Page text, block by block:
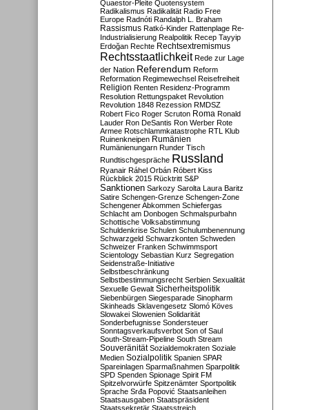
Quaestor-Pleite Quotensystem
Radikalismus Radikalität Radio Free
Europe Radnóti Randalph L. Braham
Rassismus Ratkó-Kinder Rattenplage Re-
Industrialisierung Realpolitik Recep Tayyip
Erdoğan Rechte Rechtsextremismus
Rechtsstaatlichkeit Rede zur Lage
der Nation Referendum Reform
Reformation Regimewechsel Reisefreiheit
Religion Renten Residenz-Programm
Resolution Rettungspaket Revolution
Revolution 1848 Rezession RMDSZ
Robert Fico Roger Scruton Roma Ronald
Lauder Ron DeSantis Ron Werber Rote
Armee Rotschlammkatastrophe RTL Klub
Ruinenkneipen Rumänien
Rumänienungarn Runder Tisch
Rundtischgespräche Russland
Ryanair Ráhel Orbán Róbert Kiss
Rückblick 2015 Rücktritt S&P
Sanktionen Sarkozy Sarolta Laura Baritz
Satire Schengen-Grenze Schengen-Zone
Schengener Abkommen Schiefergas
Schlacht am Donbogen Schmalspurbahn
Schottische Volksabstimmung
Schuldenkrise Schulen Schulumbenennung
Schwarzgeld Schwarzkonten Schweden
Schweizer Franken Schwimmsport
Scientology Sebastian Kurz Segregation
Seidenstraße-Initiative
Selbstbeschränkung
Selbstbestimmungsrecht Serbien Sexualität
Sexuelle Gewalt Sicherheitspolitik
Siebenbürgen Siegesparade Sinopharm
Skinheads Sklavengesetz Slomó Köves
Slowakei Slowenien Solidarität
Sonderbefugnisse Sondersteuer
Sonntagsverkaufsverbot Son of Saul
South-Stream-Pipeline South Stream
Souveränität Sozialdemokraten Soziale
Medien Sozialpolitik Spanien SPAR
Spareinlagen Sparmaßnahmen Sparpolitik
SPD Spenden Spionage Spirit FM
Spitzelvorwürfe Spitzenämter Sportpolitik
Sprache Srđa Popović Staatsanleihen
Staatsausgaben Staatspräsident
Staatssekretär Staatsstreich